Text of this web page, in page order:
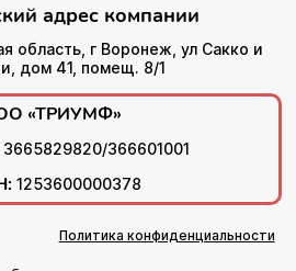
адрес компании
область, г Воронеж, ул Сакко и
дом 41, помещ. 8/1
«ТРИУМФ»
3665829820/366601001
1253600000378
Политика конфиденциальности